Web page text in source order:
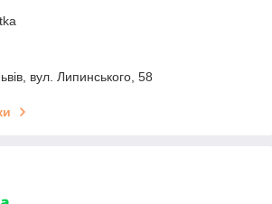
вул. Липинського, 58